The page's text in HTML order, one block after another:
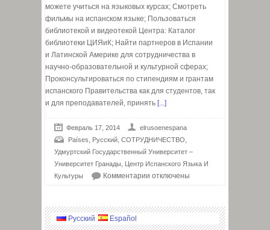
можете учиться на языковых курсах; Cмотреть
фильмы на испанском языке; Пользоваться
библиотекой и видеотекой Центра: Каталог
библиотеки ЦИЯиК; Найти партнеров в Испании
и Латинской Америке для сотрудничества в
научно-образовательной и культурной сферах;
Проконсультироваться по стипендиям и грантам
испанского Правительства как для студентов, так
и для преподавателей, принять [...]
Февраль 17, 2014
elrusoenespana
Países, Русский, СОТРУДНИЧЕСТВО,
Удмуртский Государственный Университет –
Университет Гранады,
Центр Испанского Языка И
Культуры
Комментарии отключены
Русский Español